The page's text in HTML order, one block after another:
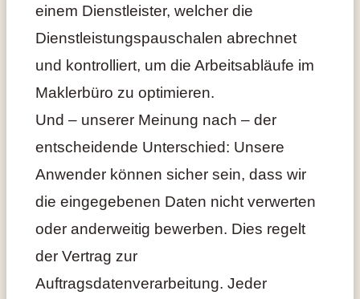
einem Dienstleister, welcher die
Dienstleistungspauschalen abrechnet
und kontrolliert, um die Arbeitsabläufe im
Maklerbüro zu optimieren.
Und – unserer Meinung nach – der
entscheidende Unterschied: Unsere
Anwender können sicher sein, dass wir
die eingegebenen Daten nicht verwerten
oder anderweitig bewerben. Dies regelt
der Vertrag zur
Auftragsdatenverarbeitung. Jeder